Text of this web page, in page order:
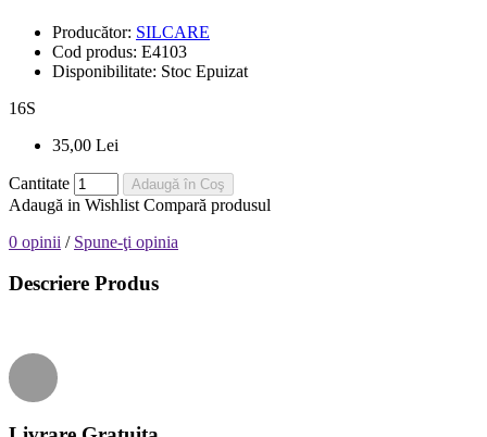
Producător: SILCARE
Cod produs: E4103
Disponibilitate: Stoc Epuizat
16S
35,00 Lei
Cantitate Adaugă în Coş
Adaugă in Wishlist Compară produsul
0 opinii / Spune-ţi opinia
Descriere Produs